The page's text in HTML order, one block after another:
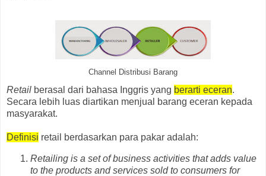
Channel Distribusi Barang
Retail berasal dari bahasa Inggris yang berarti eceran.
Secara lebih luas diartikan menjual barang eceran kepada
masyarakat.
Definisi retail berdasarkan para pakar adalah:
Retailing is a set of business activities that adds value
to the products and services sold to consumers for